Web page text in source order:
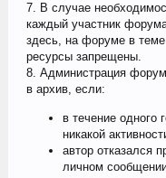
7. В случае
каждый участник
здесь, на форуме в
ресурсы запрещены.
8. Администрация
в архив, если:
в течение одного
никакой
автор отказался
личном